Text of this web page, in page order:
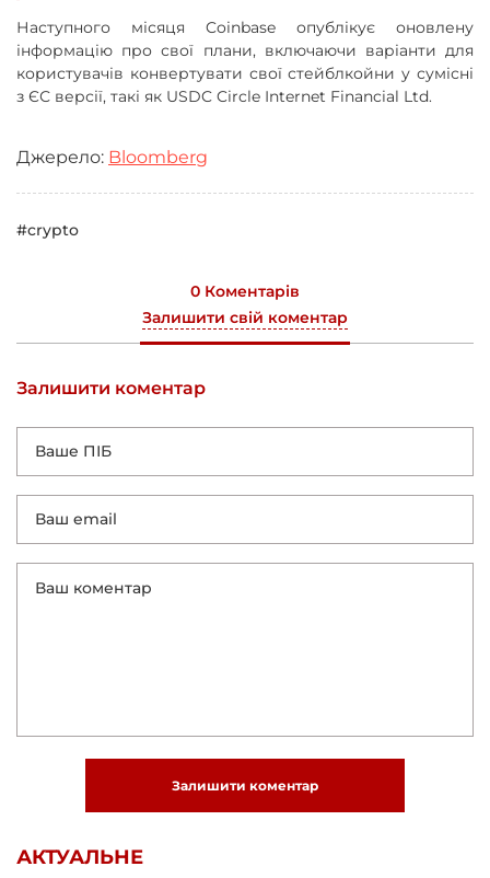
Наступного місяця Coinbase опублікує оновлену
інформацію про свої плани, включаючи варіанти для
користувачів конвертувати свої стейблкойни у ​​сумісні
з ЄС версії, такі як USDC Circle Internet Financial Ltd.
Джерело: Bloomberg
#crypto
0 Коментарів
Залишити свій коментар
Залишити коментар
Залишити коментар
АКТУАЛЬНЕ